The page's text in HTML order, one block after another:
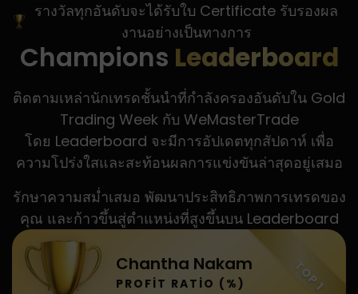
รางวัลทุกอันดับจะได้รับใบ Certificate รับรองผล
งานอย่างเป็นทางการ
Champions Leaderboard
ติดตามเหล่านักเทรดชั้นนำที่กำลังครองอันดับใน Gold
Trading Week กับ WeMasterTrade
โดย Leaderboard จะมีการอัปเดตทุกสัปดาห์ เพื่อ
ความโปร่งใสและสะท้อนผลการแข่งขันล่าสุดอยู่เสมอ
รักษาความสม่ำเสมอ พัฒนาประสิทธิภาพการเทรดของ
คุณ และก้าวขึ้นสู่ตำแหน่งที่สูงขึ้นบน Leaderboard
Chantha Nakam
PROFIT RATIO (%) TOP 1